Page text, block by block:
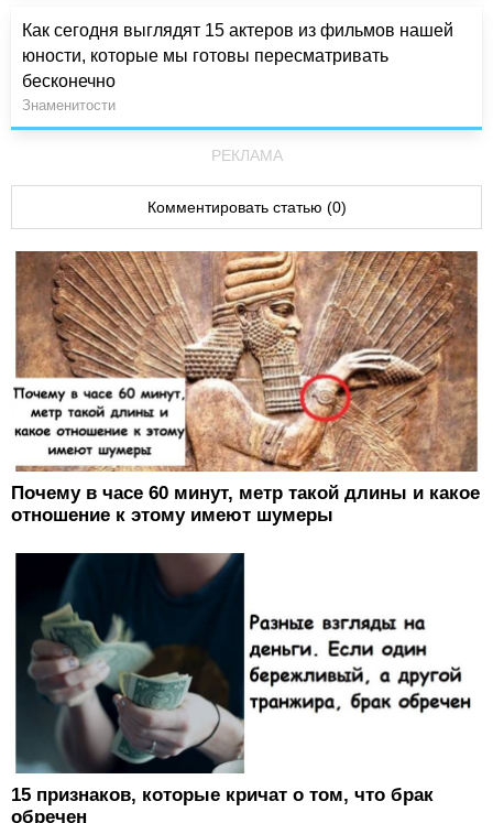
Как сегодня выглядят 15 актеров из фильмов нашей
юности, которые мы готовы пересматривать
бесконечно
Знаменитости
РЕКЛАМА
Комментировать статью (0)
Почему в часе 60 минут, метр такой длины и какое
отношение к этому имеют шумеры
15 признаков, которые кричат о ​том, что брак
обречен